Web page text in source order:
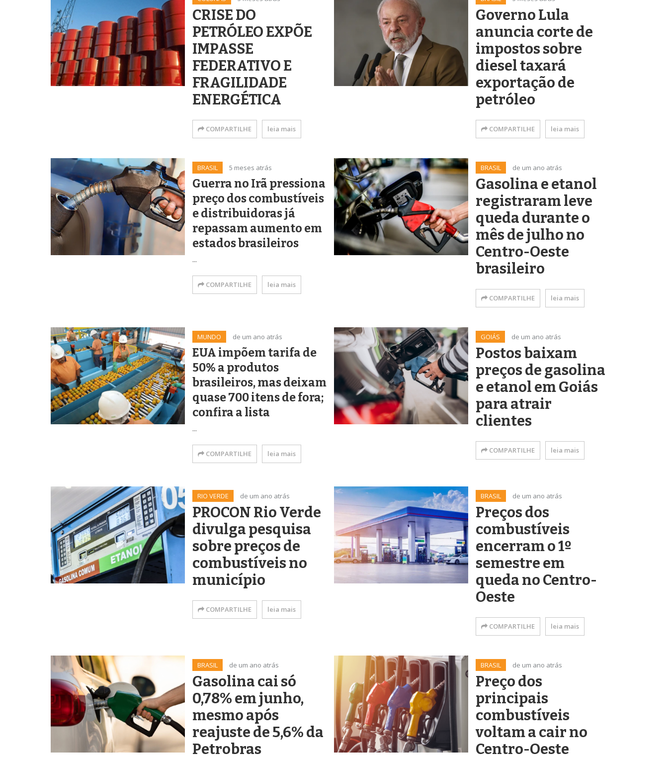
CRISE DO
PETRÓLEO EXPÕE
IMPASSE
FEDERATIVO E
FRAGILIDADE
ENERGÉTICA
COMPARTILHE leia mais
Governo Lula
anuncia corte de
impostos sobre
diesel taxará
exportação de
petróleo
COMPARTILHE leia mais
BRASIL 5 meses atrás
Guerra no Irã pressiona
preço dos combustíveis
e distribuidoras já
repassam aumento em
estados brasileiros
...
COMPARTILHE leia mais
BRASIL de um ano atrás
Gasolina e etanol
registraram leve
queda durante o
mês de julho no
Centro-Oeste
brasileiro
COMPARTILHE leia mais
MUNDO de um ano atrás
EUA impõem tarifa de
50% a produtos
brasileiros, mas deixam
quase 700 itens de fora;
confira a lista
...
COMPARTILHE leia mais
GOIÁS de um ano atrás
Postos baixam
preços de gasolina
e etanol em Goiás
para atrair
clientes
COMPARTILHE leia mais
RIO VERDE de um ano atrás
PROCON Rio Verde
divulga pesquisa
sobre preços de
combustíveis no
município
COMPARTILHE leia mais
BRASIL de um ano atrás
Preços dos
combustíveis
encerram o 1º
semestre em
queda no Centro-
Oeste
COMPARTILHE leia mais
BRASIL de um ano atrás
Gasolina cai só
0,78% em junho,
mesmo após
reajuste de 5,6% da
Petrobras
BRASIL de um ano atrás
Preço dos
principais
combustíveis
voltam a cair no
Centro-Oeste